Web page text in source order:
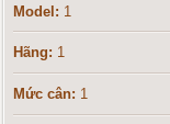
Model: 1
Hãng: 1
Mức cân: 1